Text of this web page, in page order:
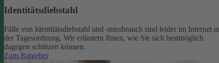
Identitätsdiebstahl
Fälle von Identitätsdiebstahl und -missbrauch sind leider im Internet
der Tagesordnung. Wir erläutern Ihnen, wie Sie sich bestmöglich
dagegen schützen können.
Zum Ratgeber